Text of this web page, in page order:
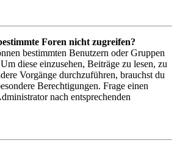
Foren nicht zugreifen?
bestimmten Benutzern oder Gruppen
diese einzusehen, Beiträge zu lesen, zu
Vorgänge durchzuführen, brauchst du
Berechtigungen. Frage einen
nach entsprechenden